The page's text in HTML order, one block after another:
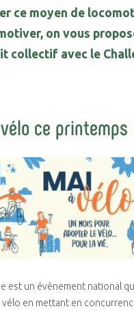
ce moyen de
on vous
collectif avec le
ce printemps
est un évènement national
vélo en mettant en